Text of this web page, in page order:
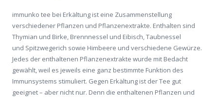
immunko tee bei Erkältung ist eine Zusammenstellung
verschiedener Pflanzen und Pflanzenextrakte. Enthalten sind
Thymian und Birke, Brennnessel und Eibisch, Taubnessel
und Spitzwegerich sowie Himbeere und verschiedene Gewürze.
Jedes der enthaltenen Pflanzenextrakte wurde mit Bedacht
gewählt, weil es jeweils eine ganz bestimmte Funktion des
Immunsystems stimuliert. Gegen Erkältung ist der Tee gut
geeignet – aber nicht nur. Denn die enthaltenen Pflanzen und